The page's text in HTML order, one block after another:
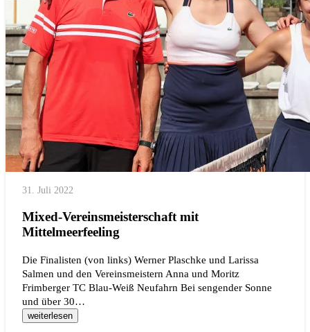
31. Juli 2022
Mixed-Vereinsmeisterschaft mit
Mittelmeerfeeling
Die Finalisten (von links) Werner Plaschke und Larissa
Salmen und den Vereinsmeistern Anna und Moritz
Frimberger TC Blau-Weiß Neufahrn Bei sengender Sonne
und über 30…
weiterlesen